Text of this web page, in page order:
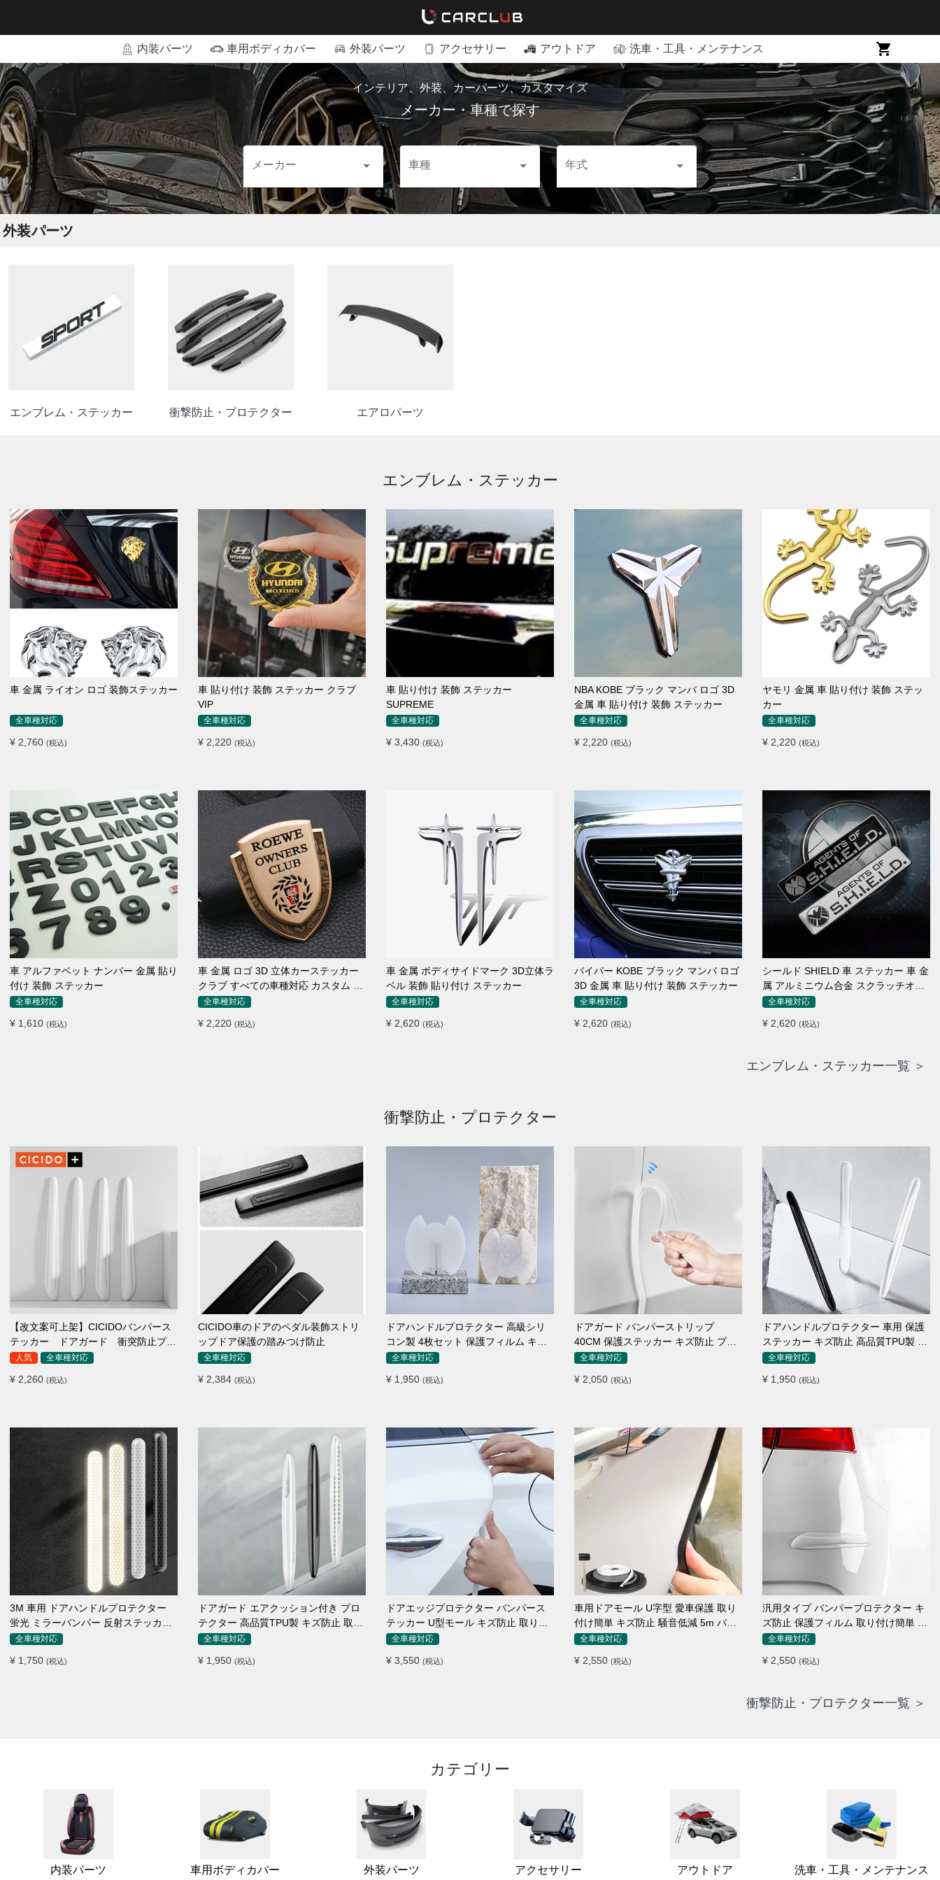
内装パーツ 車用ボディカバー 外装パーツ アクセサリー アウトドア 洗車・工具・メンテナンス
インテリア、外装、カーパーツ、カスタマイズ
メーカー・車種で探す
メーカー 車種 年式
外装パーツ
エンブレム・ステッカー 衝撃防止・プロテクター エアロパーツ
エンブレム・ステッカー
車 金属 ライオン ロゴ 装飾ステッカー
全車種対応
¥ 2,760 (税込)
車 貼り付け 装飾 ステッカー クラブ
VIP
全車種対応
¥ 2,220 (税込)
車 貼り付け 装飾 ステッカー
SUPREME
全車種対応
¥ 3,430 (税込)
NBA KOBE ブラック マンバ ロゴ 3D
金属 車 貼り付け 装飾 ステッカー
全車種対応
¥ 2,220 (税込)
ヤモリ 金属 車 貼り付け 装飾 ステッ
カー
全車種対応
¥ 2,220 (税込)
車 アルファベット ナンバー 金属 貼り
付け 装飾 ステッカー
全車種対応
¥ 1,610 (税込)
車 金属 ロゴ 3D 立体カーステッカー
クラブ すべての車種対応 カスタム サ
イドポスト
全車種対応
¥ 2,220 (税込)
車 金属 ボディサイドマーク 3D立体ラ
ベル 装飾 貼り付け ステッカー
全車種対応
¥ 2,620 (税込)
バイパー KOBE ブラック マンバ ロゴ
3D 金属 車 貼り付け 装飾 ステッカー
全車種対応
¥ 2,620 (税込)
シールド SHIELD 車 ステッカー 車 金
属 アルミニウム合金 スクラッチオク
ルージョン ステッカー
全車種対応
¥ 2,620 (税込)
エンブレム・ステッカー一覧 ＞
衝撃防止・プロテクター
【改文案可上架】CICIDOバンパース
テッカー ドアガード 衝突防止プロ
テクター 耐スクラッチ シリカゲル
人気 全車種対応
¥ 2,260 (税込)
CICIDO車のドアのペダル装飾ストリ
ップドア保護の踏みつけ防止
全車種対応
¥ 2,384 (税込)
ドアハンドルプロテクター 高級シリ
コン製 4枚セット 保護フィルム キズ
防止 全車種
全車種対応
¥ 1,950 (税込)
ドアガード バンパーストリップ
40CM 保護ステッカー キズ防止 プロ
テクターシール
全車種対応
¥ 2,050 (税込)
ドアハンドルプロテクター 車用 保護
ステッカー キズ防止 高品質TPU製 4
枚セット
全車種対応
¥ 1,950 (税込)
3M 車用 ドアハンドルプロテクター
蛍光 ミラーバンパー 反射ステッカー
保護フィルム
全車種対応
¥ 1,750 (税込)
ドアガード エアクッション付き プロ
テクター 高品質TPU製 キズ防止 取り
付け簡単
全車種対応
¥ 1,950 (税込)
ドアエッジプロテクター バンパース
テッカー U型モール キズ防止 取り付
け簡単 騒音低減
全車種対応
¥ 3,550 (税込)
車用ドアモール U字型 愛車保護 取り
付け簡単 キズ防止 騒音低減 5m バン
パーストリップ
全車種対応
¥ 2,550 (税込)
汎用タイプ バンパープロテクター キ
ズ防止 保護フィルム 取り付け簡単 フ
ィット感抜群
全車種対応
¥ 2,550 (税込)
衝撃防止・プロテクター一覧 ＞
カテゴリー
内装パーツ 車用ボディカバー 外装パーツ アクセサリー アウトドア 洗車・工具・メンテナンス